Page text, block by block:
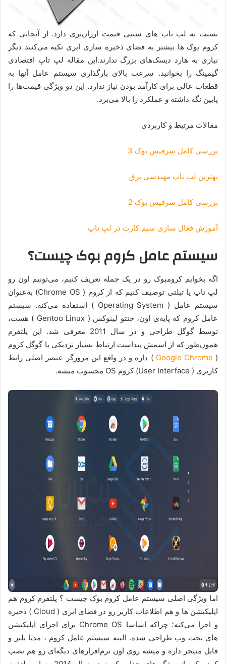
نسبت به لپ تاپ های سنتی قیمت ارزان‌تری دارد. از آنجایی که
کروم بوک ها بیشتر به فضای ذخیره سازی ابری تکیه می‌کنند دیگر
نیازی به هارد دیسک‌های بزرگ ندارند.این مقاله لپ تاپ افتصادی
گیمینگ را بخوانید. سرعت بالای بارگذاری سیستم عامل آنها به
قطعات عالی برای کارآمد بودن نیاز ندارد. این دو ویژگی قیمت‌ها را
پایین نگه داشته و عملکرد را بالا می‌برد.
مقالات مرتبط و کاربردی
بررسی کامل سرفیس بوک 3
بهترین لپ تاپ مهندسی برق
بررسی کامل سرفیس بوک 2
آموزش فعال سازی سیم کارت در لپ تاپ
سیستم عامل کروم بوک چیست؟
اگه بخوایم کرومبوک رو در یک جمله تعریف کنیم، می‌تونیم اون رو
لپ تاپ یا تبلتی توصیف کنیم که از کروم ( Chrome OS) به‌عنوان
سیستم عامل ( Operating System ) استفاده می‌کنه. سیستم
عامل کروم که پایه‌ی اون، جنتو لینوکس ( Gentoo Linux ) هست،
توسط گوگل طراحی و در سال 2011 معرفی شد. این پلتفرم
همون‌طور که از اسمش پیداست ارتباط بسیار نزدیکی با گوگل کروم
(
Google Chrome ) داره و در واقع این مرورگر عنصر اصلی رابط
کاربری ( User Interface) کروم OS محسوب میشه.
اما ویژگی اصلی سیستم عامل کروم بوک چیست ؟ پلتفرم کروم هم
اپلیکیشن ها و هم اطلاعات کاربر رو در فضای ابری ( Cloud ) ذخیره
و اجرا می‌کنه؛ چراکه اساسا Chrome OS برای اجرای اپلیکیشن
های تحت وب طراحی شده. البته سیستم عامل کروم ، مدیا پلیر و
فایل منیجر داره و میشه روی اون نرم‌افزارهای دیگه‌ای رو هم نصب